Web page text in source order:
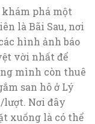
phá một
là Bãi Sau, nơi
hình ảnh báo
vời nhất để
mình còn thuê
san hô ở Lý
lượt. Nơi đây
xuống là có thể